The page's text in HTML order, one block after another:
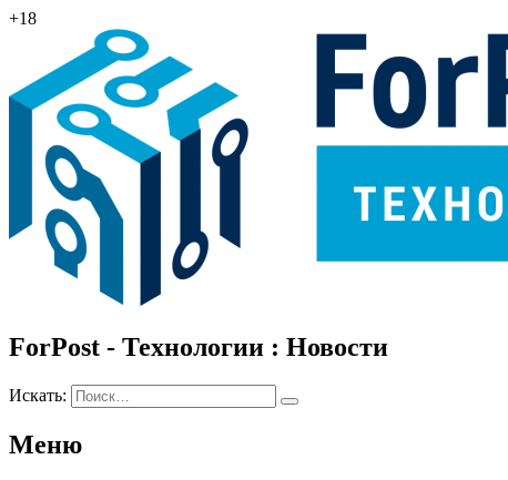
+18
ForPost - Технологии : Новости
Искать:
Меню